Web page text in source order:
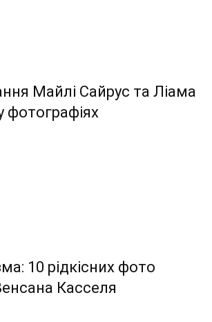
Майлі Сайрус та Ліама
фотографіях
10 рідкісних фото
Касселя